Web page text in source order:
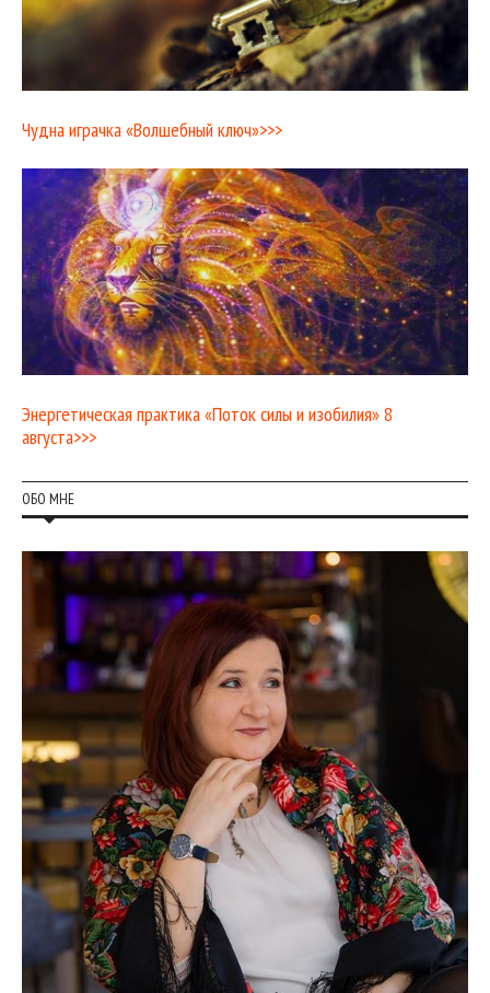
Чудна играчка «Волшебный ключ»>>>
Энергетическая практика «Поток силы и изобилия» 8
августа>>>
ОБО МНЕ